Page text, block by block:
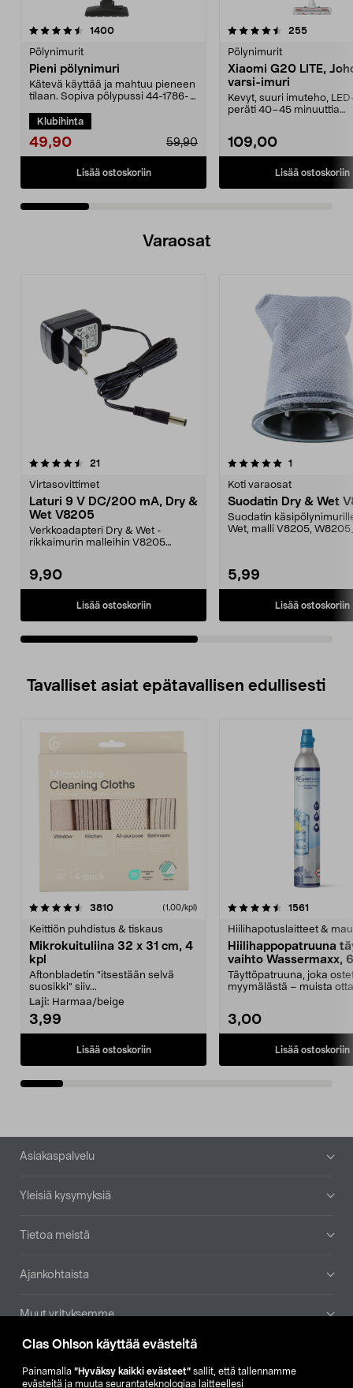
Clas Ohlson käyttää evästeitä
Painamalla ”Hyväksy kaikki evästeet” sallit, että tallennamme
evästeitä ja muuta seurantateknologiaa laitteellesi
1400arvostelut
Pölynimurit
Pieni pölynimuri
Kätevä käyttää ja mahtuu pieneen
tilaan. Sopiva pölypussi 44-1786-
Klubihinta
49,90 59,90
Lisää ostoskoriin
4.5 viidestä
255arvostelut
Pölynimurit
Xiaomi G20 LITE,
varsi-imuri
Kevyt, suuri imuteho,
peräti 40–45 minuuttia
109,00
Lisää ostoskoriin
4.5 viidestä
Varaosat
21
Virtasovittimet
Laturi 9 V DC/200 mA, Dry &
Wet V8205
Verkkoadapteri Dry & Wet -
rikkaimurin malleihin V8205
9,90
Lisää ostoskoriin
5.0viidestä
1
Koti varaosat
Suodatin Dry & Wet
Suodatin
Wet, malli V8205,
5,99
Lisää ostoskoriin
0.0 viidestä
Tavalliset asiat epätavallisen edullisesti
3810arvostelut (1,00/kpl)
Keittiön puhdistus & tiskaus
Mikrokuituliina 32 x 31 cm, 4
kpl
Aftonbladetin "itsestään selvä
suosikki" siiv...
Laji: Harmaa/beige
3,99
Lisää ostoskoriin
4.5viidestä
1561
Hiilihapotuslaitteet &
Hiilihappopatruuna
vaihto Wassermaxx,
Täyttöpatruuna, joka
myymälästä – muista
3,00
Lisää ostoskoriin
4.5viidestä
Alatunniste
Asiakaspalvelu
Yleisiä kysymyksiä
Tietoa meistä
Ajankohtaista
Muut yrityksemme
Etsi myymälä